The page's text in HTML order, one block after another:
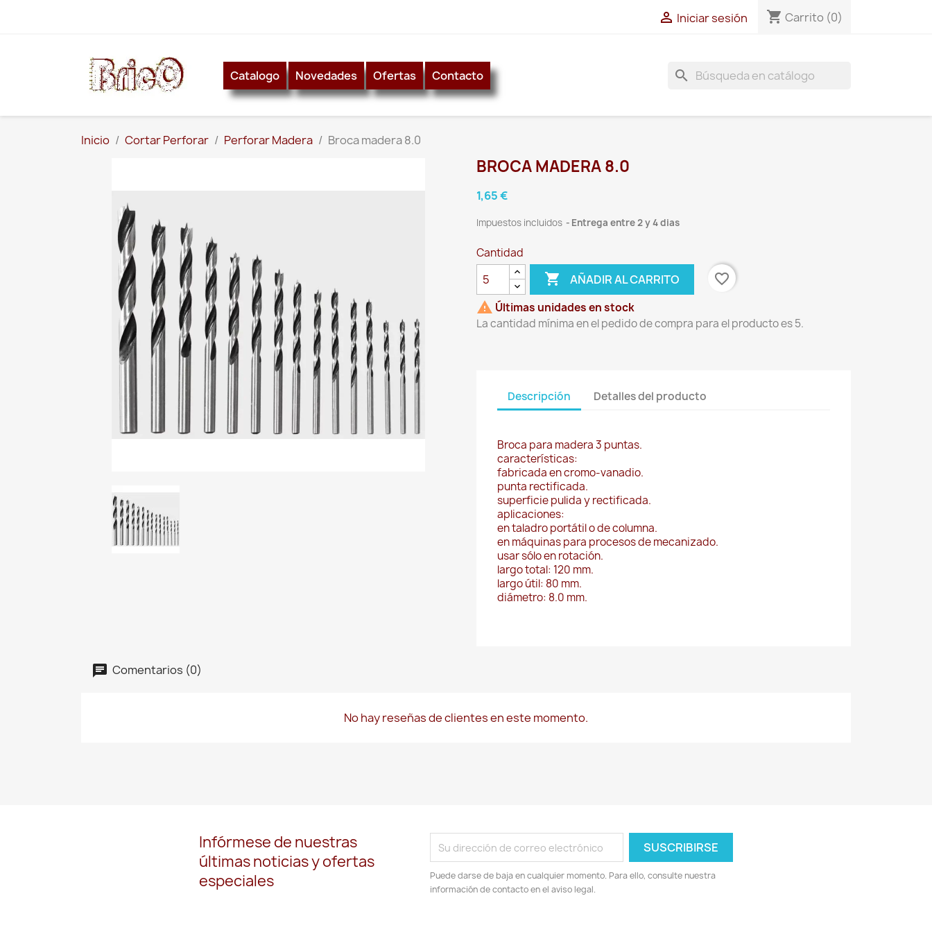
 Iniciar sesión shopping_cart Carrito (0)
Catalogo Novedades Ofertas Contacto search
Inicio Cortar Perforar Perforar Madera Broca madera 8.0
BROCA MADERA 8.0
1,65 €
Impuestos incluidos Entrega entre 2 y 4 dias
Cantidad
 AÑADIR AL CARRITO
favorite_border
 Últimas unidades en stock
La cantidad mínima en el pedido de compra para el producto es 5.
Descripción Detalles del producto
Broca para madera 3 puntas.
características:
fabricada en cromo-vanadio.
punta rectificada.
superficie pulida y rectificada.
aplicaciones:
en taladro portátil o de columna.
en máquinas para procesos de mecanizado.
usar sólo en rotación.
largo total: 120 mm.
largo útil: 80 mm.
diámetro: 8.0 mm.
Comentarios (0)
No hay reseñas de clientes en este momento.
Infórmese de nuestras
últimas noticias y ofertas
especiales
Puede darse de baja en cualquier momento. Para ello, consulte nuestra
información de contacto en el aviso legal.